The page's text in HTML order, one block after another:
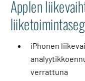
Applen
iPhonen
verrattuna